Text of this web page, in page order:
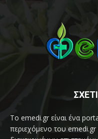
Το emedi.gr είναι ένα
περιεχόμενο του